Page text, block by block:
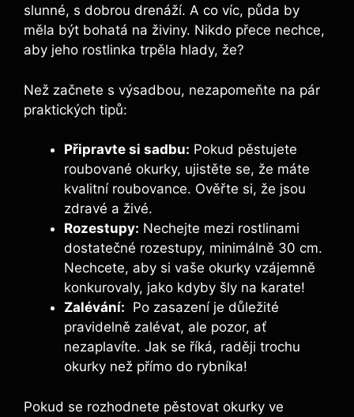
⁤slunné, s⁤ dobrou drenáží. A ​co víc, půda by
měla být bohatá na⁣ živiny. Nikdo přece nechce,
aby jeho rostlinka trpěla hlady, že?
Než začnete s výsadbou, nezapomeňte na pár‍
praktických tipů:
Připravte si sadbu: Pokud pěstujete
roubované ⁣okurky, ujistěte se, že máte
kvalitní roubovance. Ověřte si, že ​jsou
zdravé a živé.
Rozestupy: Nechejte mezi rostlinami
dostatečné rozestupy, minimálně 30⁣ cm.
⁤Nechcete, aby si vaše okurky vzájemně
konkurovaly, jako kdyby šly na karate!
Zalévání: ⁤ Po zasazení je důležité
pravidelně zalévat, ale pozor, ať
nezaplavíte. Jak se říká,⁤ raději trochu
okurky ⁢než přímo do rybníka!
Pokud ‌se ⁢rozhodnete pěstovat okurky ve